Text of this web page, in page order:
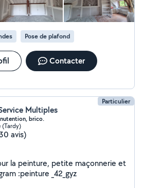
Pose de plafond
Contacter
Particulier
Multiples
brico.
(Tardy)
avis)
la peinture, petite maçonnerie et
:peinture _42_gyz